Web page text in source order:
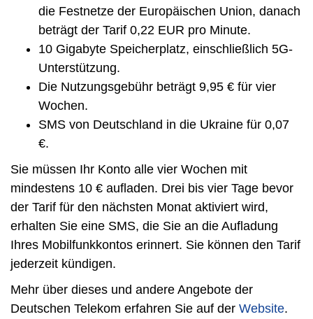
die Festnetze der Europäischen Union, danach
beträgt der Tarif 0,22 EUR pro Minute.
10 Gigabyte Speicherplatz, einschließlich 5G-
Unterstützung.
Die Nutzungsgebühr beträgt 9,95 € für vier
Wochen.
SMS von Deutschland in die Ukraine für 0,07
€.
Sie müssen Ihr Konto alle vier Wochen mit
mindestens 10 € aufladen. Drei bis vier Tage bevor
der Tarif für den nächsten Monat aktiviert wird,
erhalten Sie eine SMS, die Sie an die Aufladung
Ihres Mobilfunkkontos erinnert. Sie können den Tarif
jederzeit kündigen.
Mehr über dieses und andere Angebote der
Deutschen Telekom erfahren Sie auf der Website.